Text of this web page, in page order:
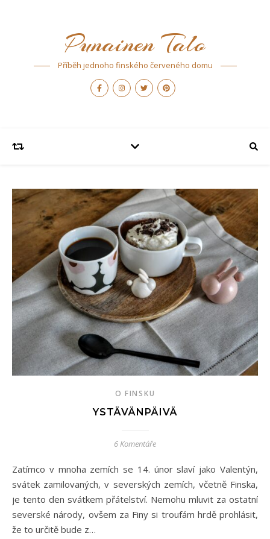
Punainen Talo
Příběh jednoho finského červeného domu
O FINSKU
YSTÄVÄNPÄIVÄ
6 Komentáře
Zatímco v mnoha zemích se 14. únor slaví jako Valentýn,
svátek zamilovaných, v severských zemích, včetně Finska,
je tento den svátkem přátelství. Nemohu mluvit za ostatní
severské národy, ovšem za Finy si troufám hrdě prohlásit,
že to určitě bude z…